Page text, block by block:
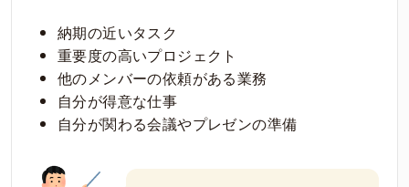
納期の近いタスク
重要度の高いプロジェクト
他のメンバーの依頼がある業務
自分が得意な仕事
自分が関わる会議やプレゼンの準備